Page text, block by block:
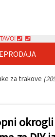
za trakove